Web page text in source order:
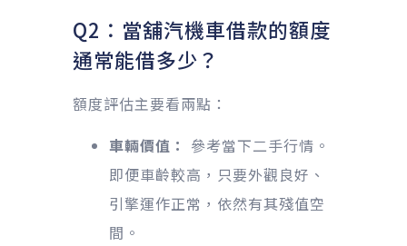
Q2：當舖汽機車借款的額度
通常能借多少？
額度評估主要看兩點：
車輛價值： 參考當下二手行情。
即便車齡較高，只要外觀良好、
引擎運作正常，依然有其殘值空
間。